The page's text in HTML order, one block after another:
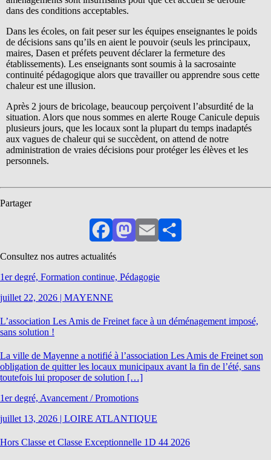
dans des conditions acceptables.
Dans les écoles, on fait peser sur les équipes enseignantes le poids
de décisions sans qu’ils en aient le pouvoir (seuls les principaux,
maires, Dasen et préfets peuvent déclarer la fermeture des
établissements). Les enseignants sont soumis à la sacrosainte
continuité pédagogique alors que travailler ou apprendre sous cette
chaleur est une illusion.
Après 2 jours de bricolage, beaucoup perçoivent l’absurdité de la
situation. Alors que nous sommes en alerte Rouge Canicule depuis
plusieurs jours, que les locaux sont la plupart du temps inadaptés
aux vagues de chaleur qui se succèdent, on attend de notre
administration de vraies décisions pour protéger les élèves et les
personnels.
Partager
FacebookMastodon
EmailPartager
Consultez nos autres actualités
1er degré, Formation continue, Pédagogie
juillet 22, 2026 | MAYENNE
L’association Les Amis de Freinet face à un déménagement imposé,
sans solution !
La ville de Mayenne a notifié à l’association Les Amis de Freinet son
obligation de quitter les locaux municipaux avant la fin de l’été, sans
toutefois lui proposer de solution […]
1er degré, Avancement / Promotions
juillet 13, 2026 | LOIRE ATLANTIQUE
Hors Classe et Classe Exceptionnelle 1D 44 2026